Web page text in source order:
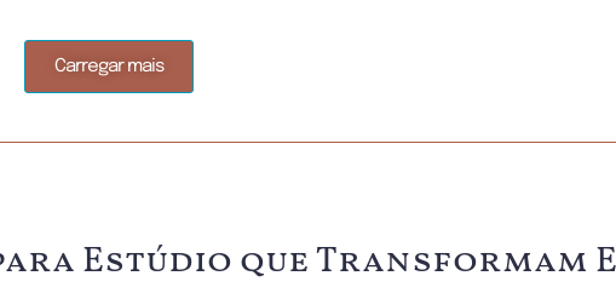
Carregar mais
Estúdio que Transformam